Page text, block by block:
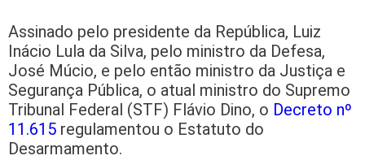
Assinado pelo presidente da República, Luiz
Inácio Lula da Silva, pelo ministro da Defesa,
José Múcio, e pelo então ministro da Justiça e
Segurança Pública, o atual ministro do Supremo
Tribunal Federal (STF) Flávio Dino, o Decreto nº
11.615 regulamentou o Estatuto do
Desarmamento.